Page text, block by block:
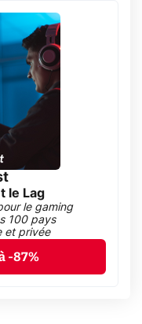
le Lag
le gaming
100 pays
et privée
-87%